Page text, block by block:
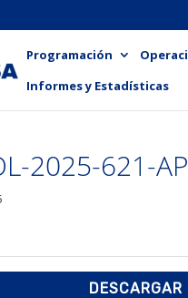
Programación
Informes y Estadísticas
2025-621-
DESCARGAR